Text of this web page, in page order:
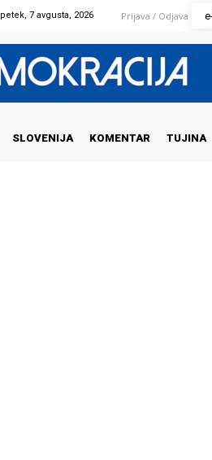
petek, 7 avgusta, 2026 Prijava / Odjava
SLOVENIJA KOMENTAR TUJINA